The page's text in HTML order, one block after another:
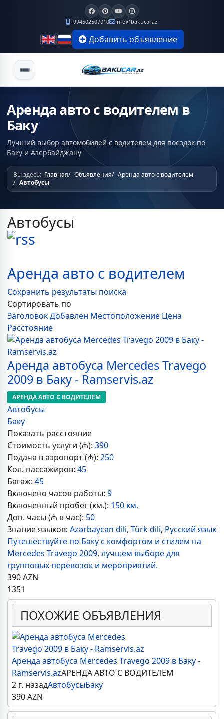
+994502507010 info@bakucar.az
Добавить объявление
Аренда авто с водителем в
Баку
Лучший выбор автомобилей с водителем для поездок по
Баку и Азербайджану
Вы здесь: Главная Объявления
Аренда авто с водителем
Автобусы
Автобусы
Аренда авто с водителем
Сохранить результаты поиска
Сортировать по
ЗаголовокДобавлен Местоположение Цена
Расстояние
Аренда автобуса Mercedes Travego
2009 в Баку - Ramservis.az
АРЕНДА АВТО С ВОДИТЕЛЕМ
Автобусы
Баку
Показать расстояние
Стоимость услуги (₼): 390
Подача в аэропорт (₼): 250
Кол. пассажиров: 45
Багаж: 45
Включено часов работы: 9
Включенный пробег (км.): 150 км.
Доп. часы (₼ в час): 50
Знание языков: Azərbaycan dili, Türk dili, Русский язык
Путешествуйте по Баку с комфортом и стилем на
Mercedes Travego 2009, лучшем выборе для
групповых перевозок и мероприятий.
390AZN
1351
ПОХОЖИЕ ОБЪЯВЛЕНИЯ
Аренда автобуса Mercedes Travego 2009 в Баку -
Ramservis.azАРЕНДА АВТО С ВОДИТЕЛЕМ
2 г. назадАвтобусыБаку
390AZN